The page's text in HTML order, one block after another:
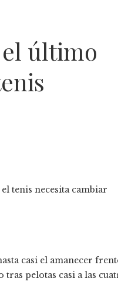
el último
casi el amanecer
pelotas casi a las